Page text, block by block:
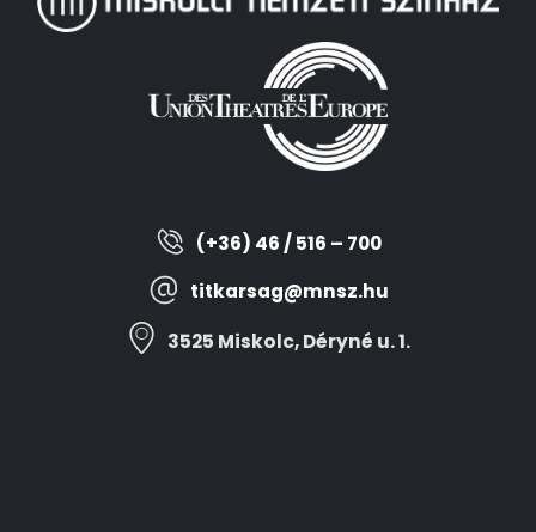
(+36) 46 / 516 – 700
titkarsag@mnsz.hu
3525 Miskolc, Déryné u. 1.